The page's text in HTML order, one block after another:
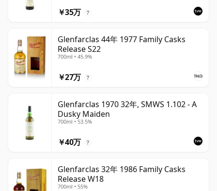
￥35万 ?
Glenfarclas 44年 1977 Family Casks
Release S22
700ml • 45.9%
￥27万 ?
Glenfarclas 1970 32年, SMWS 1.102 - A
Dusky Maiden
700ml • 53.5%
￥40万 ?
Glenfarclas 32年 1986 Family Casks
Release W18
700ml • 55%